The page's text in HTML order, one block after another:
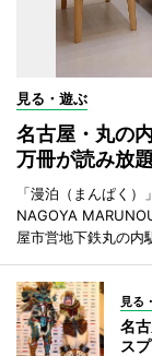
見る・遊ぶ
名古屋・丸の
万冊が読み放題
「漫泊（まんぱく
NAGOYA
屋市営地下鉄丸の内
見る
名
ス